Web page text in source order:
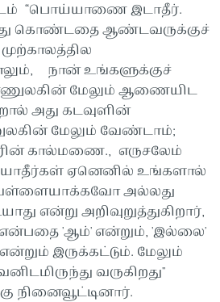
“பொய்யாணை இடாதீர்.
கொண்டதை ஆண்டவருக்குச்
நான் உங்களுக்குச்
மேலும் ஆணையிட
அது கடவுளின்
மேலும் வேண்டாம்;
கால்மணை., எருசலேம்
ஏனெனில் உங்களால்
அல்லது
என்று அறிவுறுத்துகிறார்,
'ஆம்' என்றும், 'இல்லை'
இருக்கட்டும். மேலும்
வருகிறது"
நினைவூட்டினார்.